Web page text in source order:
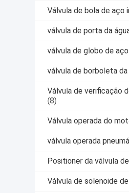
Válvula de bola de aço
válvula de porta da
válvula de globo de aço
válvula de borboleta da
Válvula de verificação
(8)
Válvula operada do
válvula operada
Positioner da válvula
Válvula de solenoide